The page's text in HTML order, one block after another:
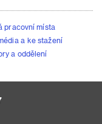
pracovní místa
a ke stažení
a oddělení